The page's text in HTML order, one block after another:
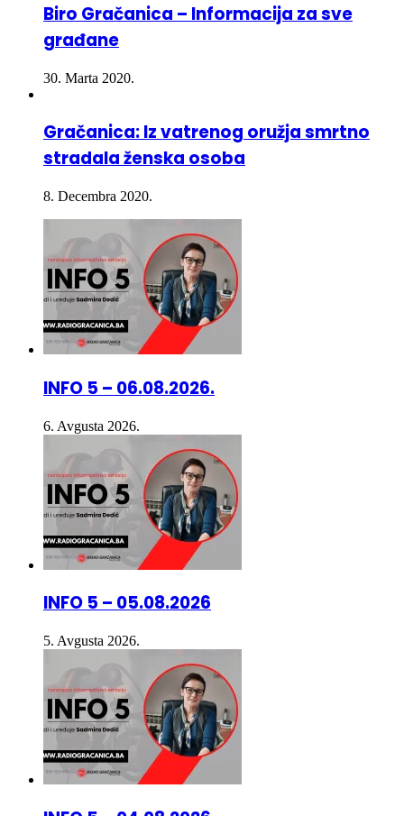
građane
30. Marta 2020.
stradala ženska osoba
8. Decembra 2020.
INFO 5 – 06.08.2026.
6. Avgusta 2026.
INFO 5 – 05.08.2026
5. Avgusta 2026.
INFO 5 – 04.08.2026.